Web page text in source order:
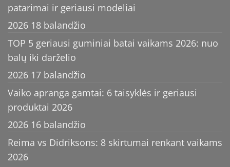
patarimai ir geriausi modeliai
2026 18 balandžio
TOP 5 geriausi guminiai batai vaikams 2026: nuo
balų iki darželio
2026 17 balandžio
Vaiko apranga gamtai: 6 taisyklės ir geriausi
produktai 2026
2026 16 balandžio
Reima vs Didriksons: 8 skirtumai renkant vaikams
2026